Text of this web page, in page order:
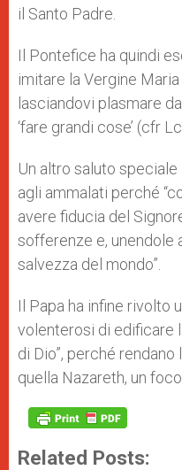
il Santo Padre.
Il Pontefice ha quindi
imitare la Vergine
lasciandovi plasmare
‘fare grandi cose’ (cfr Lc
Un altro saluto speciale
agli ammalati perché
avere fiducia del
sofferenze e, unendole
salvezza del mondo”.
Il Papa ha infine rivolto
volenterosi di edificare
di Dio”, perché
quella Nazareth, un
Related Posts: